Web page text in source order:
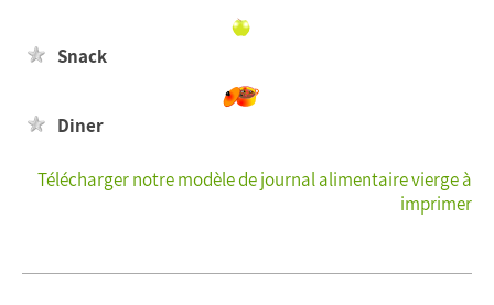
Snack
Diner
Télécharger notre modèle de journal alimentaire vierge à
imprimer